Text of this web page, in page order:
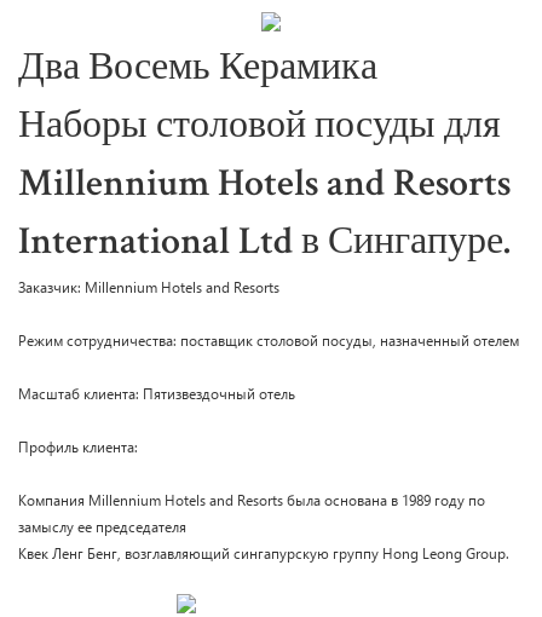
Два Восемь Керамика
Наборы столовой посуды для
Millennium Hotels and Resorts
International Ltd в Сингапуре.
Заказчик: Millennium Hotels and Resorts
Режим сотрудничества: поставщик столовой посуды, назначенный отелем
Масштаб клиента: Пятизвездочный отель
Профиль клиента:
Компания Millennium Hotels and Resorts была основана в 1989 году по
замыслу ее председателя
Квек Ленг Бенг, возглавляющий сингапурскую группу Hong Leong Group.